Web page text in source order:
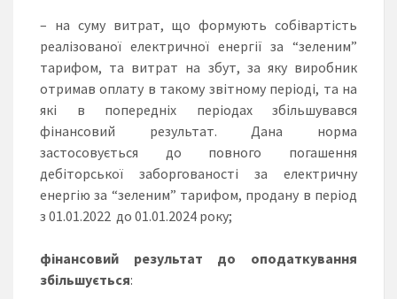
– на суму витрат, що формують собівартість
реалізованої електричної енергії за “зеленим”
тарифом, та витрат на збут, за яку виробник
отримав оплату в такому звітному періоді, та на
які в попередніх періодах збільшувався
фінансовий результат. Дана норма
застосовується до повного погашення
дебіторської заборгованості за електричну
енергію за “зеленим” тарифом, продану в період
з 01.01.2022 до 01.01.2024 року;
фінансовий результат до оподаткування
збільшується: